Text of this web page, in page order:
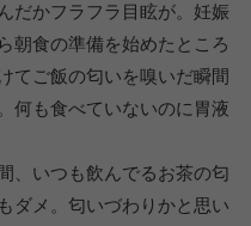
だかフラフラ目眩が。妊娠
朝食の準備を始めたところ
てご飯の匂いを嗅いだ瞬間
何も食べていないのに胃液
、いつも飲んでるお茶の匂
ダメ。匂いづわりかと思い